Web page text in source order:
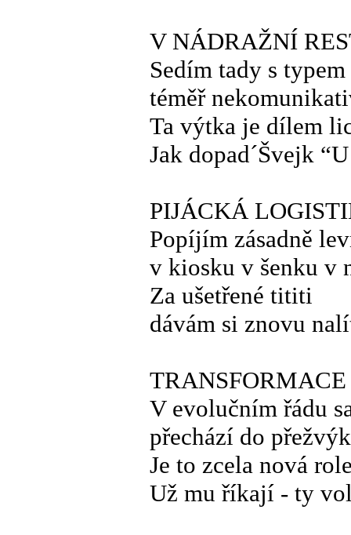
V NÁDRAŽNÍ
Sedím tady s
téměř
Ta výtka je dílem
Jak dopad´Švejk
PIJÁCKÁ
Popíjím zásadně
v kiosku v šenku v
Za ušetřené tititi
dávám si znovu
TRANSFORMACE
V evolučním řádu
přechází do
Je to zcela nová
Už mu říkají - ty